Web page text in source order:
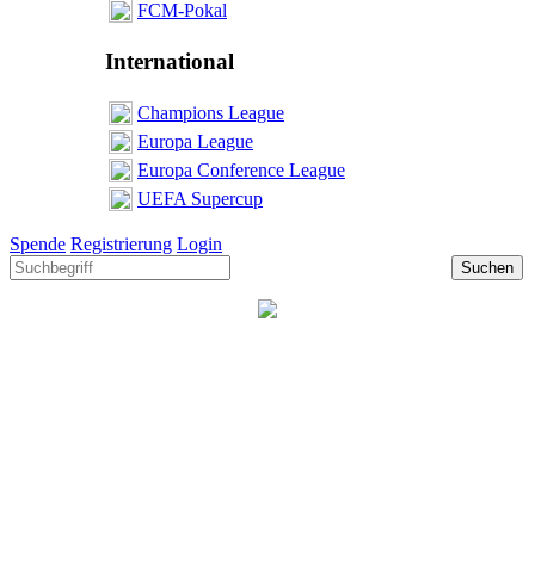
FCM-Pokal
International
Champions League
Europa League
Europa Conference League
UEFA Supercup
Spende Registrierung Login
Suchen